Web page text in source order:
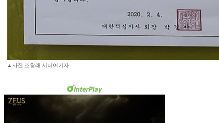
▲사진 조왕래 시니어기자